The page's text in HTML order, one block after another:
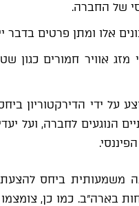
של החברה.
אלו ומתן פרטים בדבר
אוויר חמורים כגון
על ידי הדירקטוריון
הנוגעים לחברה,
בארה"ב. כמו כן,